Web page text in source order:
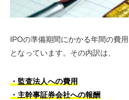
IPOの準備期間にかかる年間の費
となっています。その内訳は、
・監査法人への費用
・主幹事証券会社への報酬